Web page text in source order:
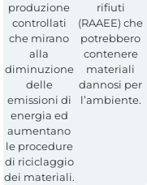
produzione
controllati
che mirano
alla
diminuzione
delle
emissioni di
energia ed
aumentano
le procedure
di riciclaggio
dei materiali.
rifiuti
(RAAEE) che
potrebbero
contenere
materiali
dannosi per
l’ambiente.